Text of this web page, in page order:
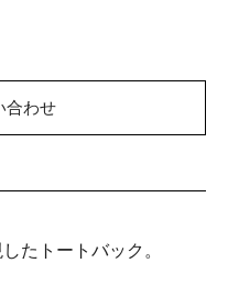
合わせ
たトートバック。